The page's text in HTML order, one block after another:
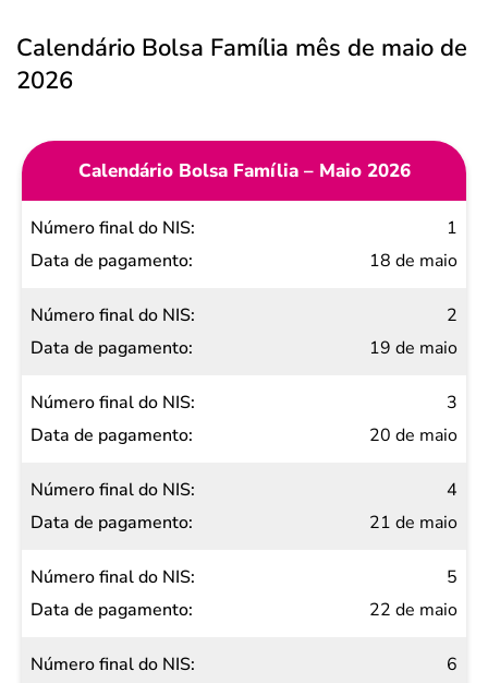
Calendário Bolsa Família mês de maio de
2026
Calendário Bolsa Família – Maio 2026
Número
final do
Data de
pagamento
1
18 de maio
2
19 de maio
3
20 de maio
4
21 de maio
5
22 de maio
6